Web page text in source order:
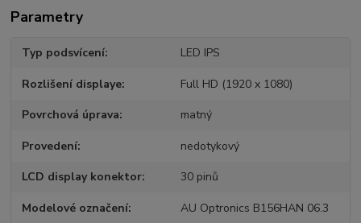
Parametry
Typ podsvícení LED IPS
Rozlišení displaye Full HD (1920 x 1080)
Povrchová úprava matný
Provedení nedotykový
LCD display konektor 30 pinů
Modelové označení AU Optronics B156HAN 06.3